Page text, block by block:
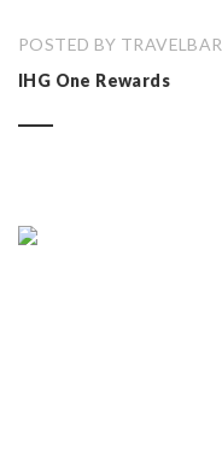
POSTED BY
IHG One Rewards